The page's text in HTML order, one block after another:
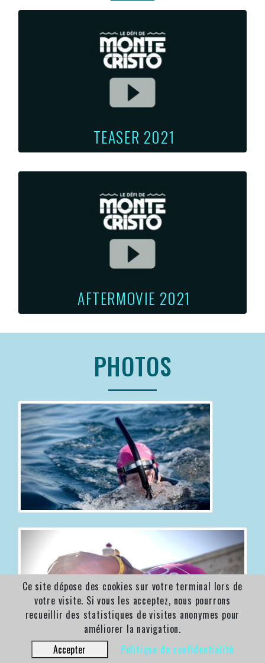
TEASER 2021
AFTERMOVIE 2021
PHOTOS
Ce site dépose des cookies sur votre terminal lors de
votre visite. Si vous les acceptez, nous pourrons
recueillir des statistiques de visites anonymes pour
améliorer la navigation.
Accepter
Politique de confidentialité